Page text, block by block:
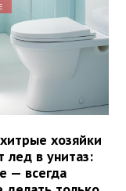
хозяйки
лед в унитаз:
— всегда